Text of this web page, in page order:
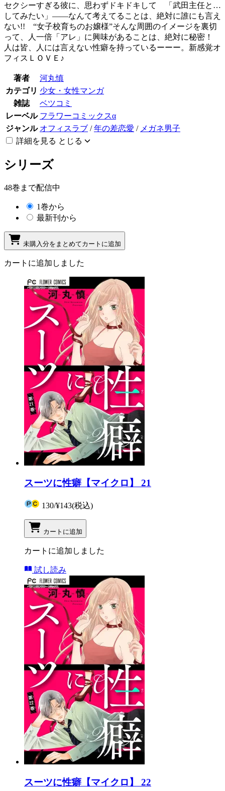
セクシーすぎる彼に、思わずドキドキして 「武田主任と…
してみたい」――なんて考えてることは、絶対に誰にも言え
ない!! “女子校育ちのお嬢様”そんな周囲のイメージを裏切
って、人一倍「アレ」に興味があることは、絶対に秘密！
人は皆、人には言えない性癖を持っているーーー。新感覚オ
フィスＬＯＶＥ♪
著者
河丸慎
カテゴリ 少女・女性マンガ
雑誌
ベツコミ
レーベル フラワーコミックスα
ジャンル オフィスラブ /年の差恋愛 / メガネ男子
詳細を見る とじる
シリーズ
48巻まで配信中
1巻から
最新刊から
未購入分をまとめてカートに追加
カートに追加しました
スーツに性癖【マイクロ】 21
130/¥143(税込)
カートに追加
カートに追加しました
試し読み
スーツに性癖【マイクロ】 22